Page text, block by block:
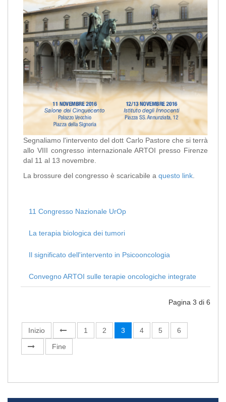
Segnaliamo l'intervento del dott Carlo Pastore che si terrà
allo VIII congresso internazionale ARTOI presso Firenze
dal 11 al 13 novembre.
La brossure del congresso è scaricabile a questo link
11 Congresso Nazionale UrOp
La terapia biologica dei tumori
Il significato dell'intervento in Psicooncologia
Convegno ARTOI sulle terapie oncologiche integrate
Pagina 3 di 6
Inizio 1 2 3 4 5
6
Fine